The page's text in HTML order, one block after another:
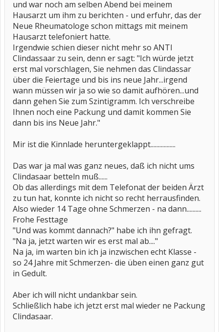
und war noch am selben Abend bei meinem
Hausarzt um ihm zu berichten - und erfuhr, das der
Neue Rheumatologe schon mittags mit meinem
Hausarzt telefoniert hatte.
Irgendwie schien dieser nicht mehr so ANTI
Clindassaar zu sein, denn er sagt: "Ich würde jetzt
erst mal vorschlagen, Sie nehmen das Clindassar
über die Feiertage und bis ins neue Jahr...irgend
wann müssen wir ja so wie so damit aufhören...und
dann gehen Sie zum Szintigramm. Ich verschreibe
Ihnen noch eine Packung und damit kommen Sie
dann bis ins Neue Jahr."
Mir ist die Kinnlade heruntergeklappt.................
Das war ja mal was ganz neues, daß ich nicht ums
Clindasaar betteln muß......
Ob das allerdings mit dem Telefonat der beiden Ärzt
zu tun hat, konnte ich nicht so recht herrausfinden.
Also wieder 14 Tage ohne Schmerzen - na dann..........
Frohe Festtage
"Und was kommt dannach?" habe ich ihn gefragt.
"Na ja, jetzt warten wir es erst mal ab...."
Na ja, im warten bin ich ja inzwischen echt Klasse -
so 24 Jahre mit Schmerzen- die üben einen ganz gut
in Gedult.
Aber ich will nicht undankbar sein.
Schließlich habe ich jetzt erst mal wieder ne Packung
Clindasaar.